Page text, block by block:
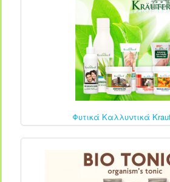
Φυτικά Καλλυντικά